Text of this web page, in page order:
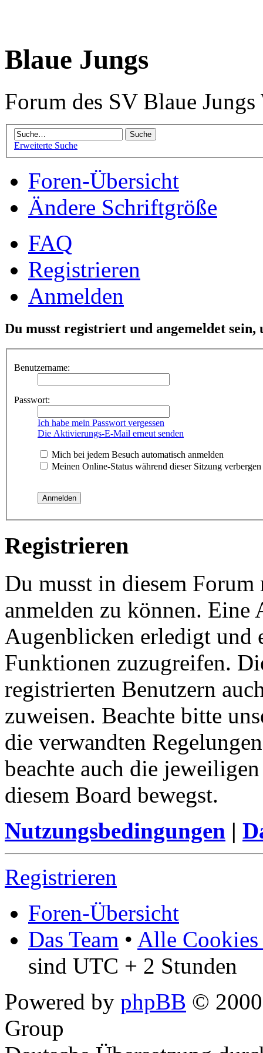
Blaue Jungs
Forum des SV Blaue
Erweiterte Suche
Foren-Übersicht
Ändere Schriftgröße
FAQ
Registrieren
Anmelden
Du musst registriert und angemeldet
Benutzername:
Passwort:
Ich habe mein Passwort vergessen
Die Aktivierungs-E-Mail erneut senden
Mich bei jedem Besuch automatisch anmelden
Meinen Online-Status während dieser Sitzung verbergen
Registrieren
Du musst in diesem
anmelden zu können.
Augenblicken erledigt und
Funktionen zuzugreifen.
registrierten Benutzern
zuweisen. Beachte bitte
die verwandten
beachte auch die
diesem Board bewegst.
Nutzungsbedingungen |
Registrieren
Foren-Übersicht
Das Team • Alle Cookies
sind UTC + 2 Stunden
Powered by phpBB ©
Group